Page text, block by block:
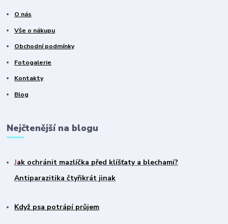
O nás
Vše o nákupu
Obchodní podmínky
Fotogalerie
Kontakty
Blog
Nejčtenější na blogu
Jak ochránit mazlíčka před klíšťaty a blechami?
Antiparazitika čtyřikrát jinak
Když psa potrápí průjem